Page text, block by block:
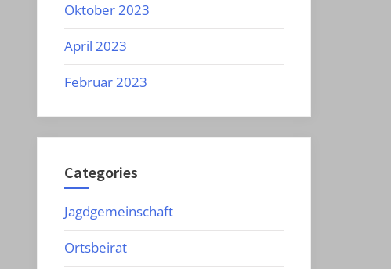
Oktober 2023
April 2023
Februar 2023
Categories
Jagdgemeinschaft
Ortsbeirat